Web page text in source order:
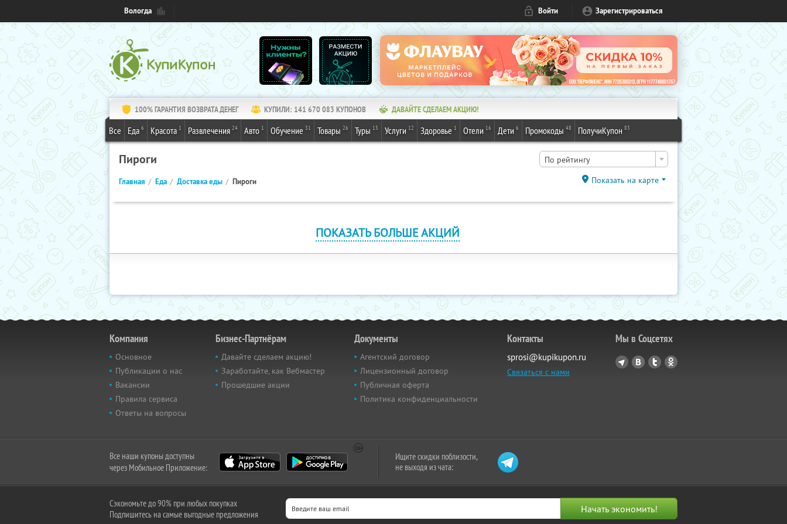
Вологда Войти Зарегистрироваться
100% ГАРАНТИЯ ВОЗВРАТА ДЕНЕГ КУПИЛИ: 141 670 083 КУПОНОВ ДАВАЙТЕ СДЕЛАЕМ АКЦИЮ!
Все Еда 6 Красота 1 Развлечения 24 Авто 1 Обучение 31 Товары 26 Туры 13 Услуги 12 Здоровье 1 Отели 16 Дети 6 Промокоды 48 ПолучиКупон 83
Пироги По рейтингу
Главная Еда Доставка еды Пироги Показать на карте
ПОКАЗАТЬ БОЛЬШЕ АКЦИЙ
Компания
Основное
Публикации о нас
Вакансии
Правила сервиса
Ответы на вопросы
Бизнес-Партнёрам
Давайте сделаем акцию!
Заработайте, как Вебмастер
Прошедшие акции
Документы
Агентский договор
Лицензионный договор
Публичная оферта
Политика конфиденциальности
Контакты
sprosi@kupikupon.ru
Связаться с нами
Мы в Соцсетях
Все наши купоны доступны
через Мобильное Приложение:
Ищите скидки поблизости,
не выходя из чата:
Сэкономьте до 90% при любых покупках
Подпишитесь на самые выгодные предложения